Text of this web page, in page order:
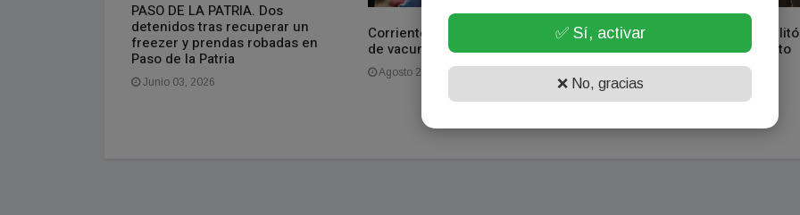
PASO DE LA PATRIA. Dos
detenidos tras recuperar un
freezer y prendas robadas en
Paso de la Patria
Junio 03, 2026
Corrientes recibirá 17.300 dosis
de vacunas Astrazeneca
Agosto 20, 2021
El Banco de Corrientes habilitó
una sala VIP en el Aeropuerto
Piragine Niveyro
Julio 04, 2023
✅ Sí, activar
❌ No, gracias